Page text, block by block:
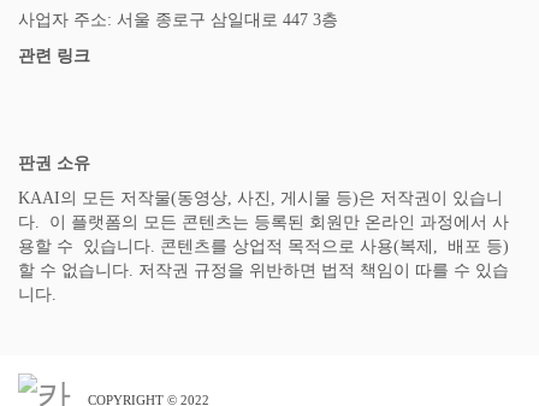
사업자 주소: 서울 종로구 삼일대로 447 3층
관련 링크
판권 소유
KAAI의 모든 저작물(동영상, 사진, 게시물 등)은 저작권이 있습니
다. 이 플랫폼의 모든 콘텐츠는 등록된 회원만 온라인 과정에서 사
용할 수 있습니다. 콘텐츠를 상업적 목적으로 사용(복제, 배포 등)
할 수 없습니다. 저작권 규정을 위반하면 법적 책임이 따를 수 있습
니다.
COPYRIGHT © 2022